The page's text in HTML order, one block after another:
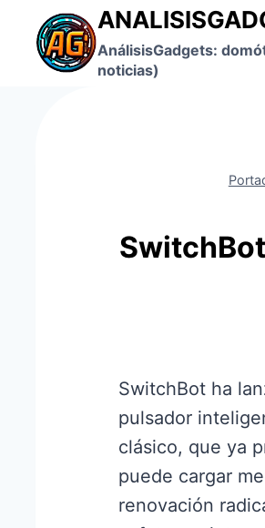
contenido
AnálisisGadgets:
noticias)
SwitchBot ha
pulsador
clásico, que ya
puede cargar
renovación